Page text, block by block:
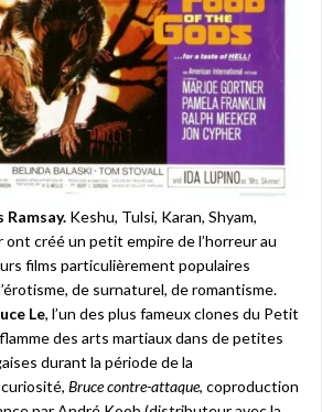
Ramsay. Keshu, Tulsi, Karan, Shyam,
créé un petit empire de l’horreur au
films particulièrement populaires
de surnaturel, de romantisme.
Le, l’un des plus fameux clones du Petit
des arts martiaux dans de petites
durant la période de la
Bruce contre-attaque, coproduction